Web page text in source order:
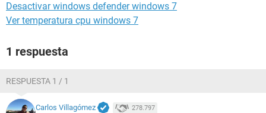
Desactivar windows defender windows 7
Ver temperatura cpu windows 7
1 respuesta
RESPUESTA 1 / 1
Carlos Villagómez 278.797